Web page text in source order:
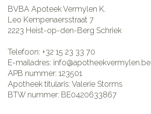
BVBA Apoteek Vermylen K.
Leo Kempenaersstraat 7
2223 Heist-op-den-Berg Schriek
Telefoon: +32 15 23 33 70
E-mailadres: info@apotheekvermylen.be
APB nummer: 123501
Apotheek titularis: Valerie Storms
BTW nummer: BE0420633867